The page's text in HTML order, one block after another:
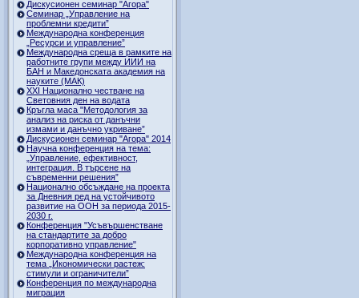
Дискусионен семинар "Агора"
Семинар „Управление на
проблемни кредити”
Международна конференция
„Ресурси и управление”
Международна среща в рамките на
работните групи между ИИИ на
БАН и Македонската академия на
науките (МАК)
XXI Национално честване на
Световния ден на водата
Кръгла маса "Методология за
анализ на риска от данъчни
измами и данъчно укриване”
Дискусионен семинар "Агора" 2014
Научна конференция на тема:
„Управление, ефективност,
интеграция. В търсене на
съвременни решения”
Национално обсъждане на проекта
за Дневния ред на устойчивото
развитие на ООН за периода 2015-
2030 г.
Конференция "Усъвършенстване
на стандартите за добро
корпоративно управление"
Международна конференция на
тема „Икономически растеж:
стимули и ограничители”
Конференция по международна
миграция